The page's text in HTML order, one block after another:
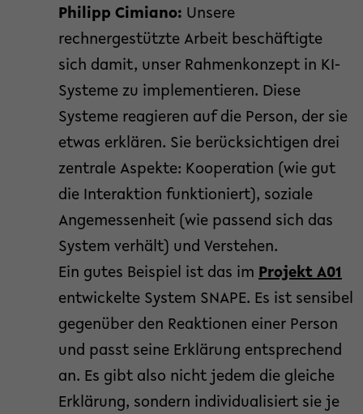
Philipp Cimiano: Unsere
rechnergestützte Arbeit beschäftigte
sich damit, unser Rahmenkonzept in KI-
Systeme zu implementieren. Diese
Systeme reagieren auf die Person, der sie
etwas erklären. Sie berücksichtigen drei
zentrale Aspekte: Kooperation (wie gut
die Interaktion funktioniert), soziale
Angemessenheit (wie passend sich das
System verhält) und Verstehen.
Ein gutes Beispiel ist das im Projekt A01
entwickelte System SNAPE. Es ist sensibel
gegenüber den Reaktionen einer Person
und passt seine Erklärung entsprechend
an. Es gibt also nicht jedem die gleiche
Erklärung, sondern individualisiert sie je